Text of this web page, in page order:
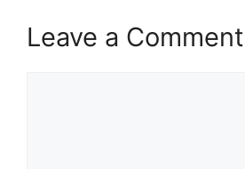
Leave a Comment